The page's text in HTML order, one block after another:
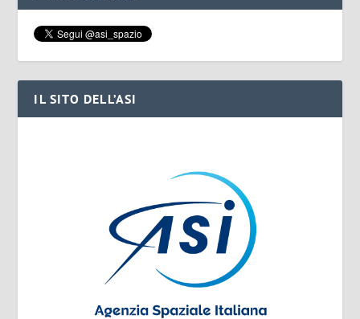
IL SITO DELL’ASI